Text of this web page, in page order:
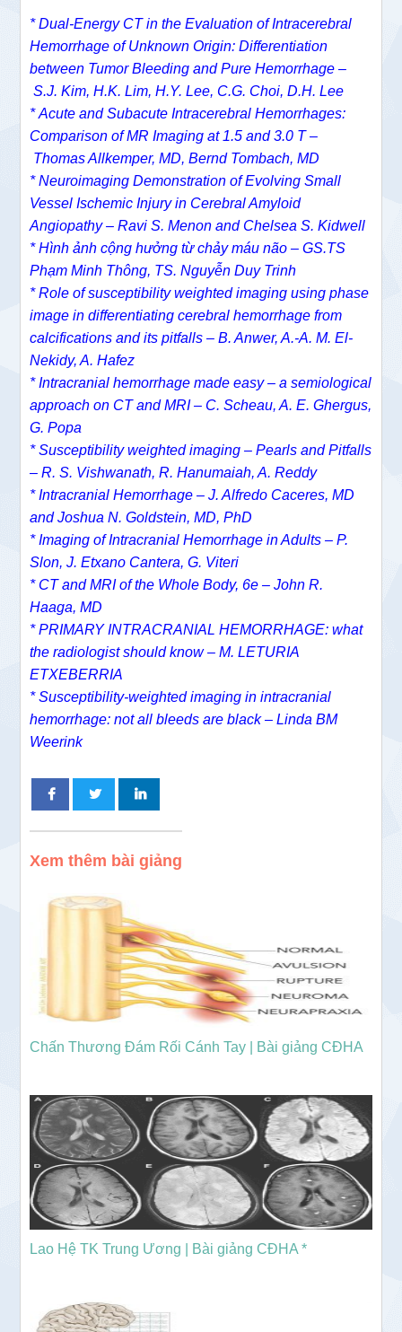
* Dual-Energy CT in the Evaluation of Intracerebral
Hemorrhage of Unknown Origin: Differentiation
between Tumor Bleeding and Pure Hemorrhage –
S.J. Kim,H.K. Lim,H.Y. Lee, C.G. Choi,D.H. Lee
*Acute and Subacute Intracerebral Hemorrhages:
Comparison of MR Imaging at 1.5 and 3.0 T –
Thomas Allkemper, MD,Bernd Tombach, MD
* Neuroimaging Demonstration of Evolving Small
Vessel Ischemic Injury in Cerebral Amyloid
Angiopathy – Ravi S. Menon and Chelsea S. Kidwell
* Hình ảnh cộng hưởng từ chảy máu não – GS.TS
Phạm Minh Thông, TS. Nguyễn Duy Trinh
* Role of susceptibility weighted imaging using phase
image in differentiating cerebral hemorrhage from
calcifications and its pitfalls – B. Anwer, A.-A. M. El-
Nekidy, A. Hafez
* Intracranial hemorrhage made easy – a semiological
approach on CT and MRI – C. Scheau, A. E. Ghergus,
G. Popa
* Susceptibility weighted imaging – Pearls and Pitfalls
– R. S. Vishwanath, R. Hanumaiah, A. Reddy
* Intracranial Hemorrhage – J. Alfredo Caceres, MD
and Joshua N. Goldstein, MD, PhD
* Imaging of Intracranial Hemorrhage in Adults – P.
Slon, J. Etxano Cantera, G. Viteri
* CT and MRI of the Whole Body, 6e – John R.
Haaga, MD
* PRIMARY INTRACRANIAL HEMORRHAGE: what
the radiologist should know – M. LETURIA
ETXEBERRIA
* Susceptibility-weighted imaging in intracranial
hemorrhage: not all bleeds are black – Linda BM
Weerink
Xem thêm bài giảng
Chấn Thương Đám Rối Cánh Tay | Bài giảng CĐHA
Lao Hệ TK Trung Ương | Bài giảng CĐHA *